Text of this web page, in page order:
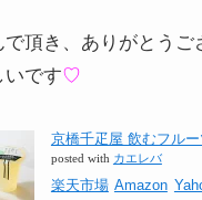
頂き、ありがとうご
いです♡
京橋千疋屋 飲むフル
posted with カエレバ
楽天市場 Amazon